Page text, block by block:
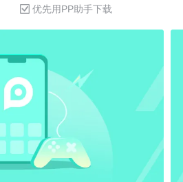
管理】针对手机里的各类文档，进行
档详情，方便快捷！【压缩包】针
可一键删除，不会让手机里的压缩包
。【支持识别多种文件格式】作为
、offic、音频、视频、图片、未知
手机内存管理】支持查看手机各个文
进行名称、日期、大小的排序，以便
删除等操作，还进行新建文件及文件
优先用PP助手下载